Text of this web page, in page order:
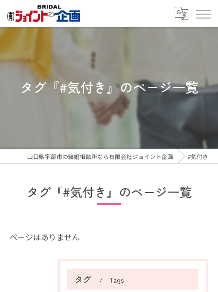
タグ『#気付き』のページ一覧
山口県宇部市の結婚相談所なら有限会社ジョイント企画 #気付き
タグ『#気付き』のページ一覧
ページはありません
タグ Tags